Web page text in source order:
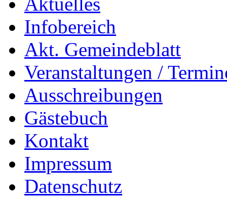
Infobereich
Akt. Gemeindeblatt
Veranstaltungen /
Ausschreibungen
Gästebuch
Kontakt
Impressum
Datenschutz